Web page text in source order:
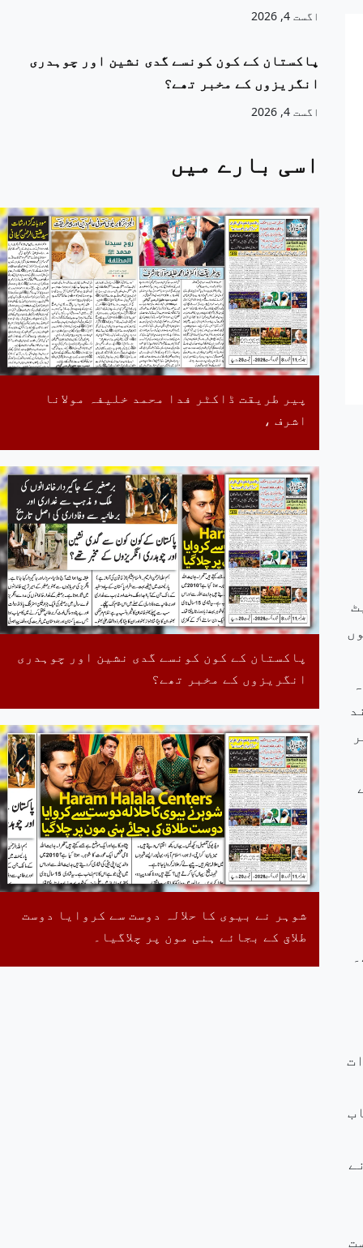
اگست 4, 2026
پاکستان کے کون کونسے گدی نشین اور چوہدری
انگریزوں کے مخبر تھے؟
اگست 4, 2026
اسی بارے میں
پیر طریقت ڈاکٹر فدا محمد خلیفہ مولانا
اشرف ،
پاکستان کے کون کونسے گدی نشین اور چوہدری
انگریزوں کے مخبر تھے؟
شوہر نے بیوی کا حلالہ دوست سے کروایا دوست
طلاق کے بجائے ہنی مون پر چلاگیا۔